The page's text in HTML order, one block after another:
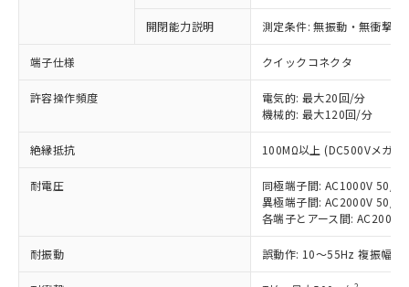
開閉能力説明 測定条件: 無振動・無衝撃
端子仕様 クイックコネクタ
許容操作頻度
電気的: 最大20回/分
機械的: 最大120回/分
絶縁抵抗 100MΩ以上 (DC500Vメガ)
耐電圧
同極端子間: AC1000V 50/
異極端子間: AC2000V 50/
各端子とアース間:
耐振動 誤動作: 10～55Hz 複振幅
以下の条件をお読みいただき、同意のうえ
※1 対応状況
対応済み：EU RoHS指令（10物質）の
非含有に対応した製品が提供可能な商品で
対応予定：EU RoHS指令（10物質）の非含
有に対応した製品に切り替える予定のある
対応予定なし：EU RoHS指令（10物質）の